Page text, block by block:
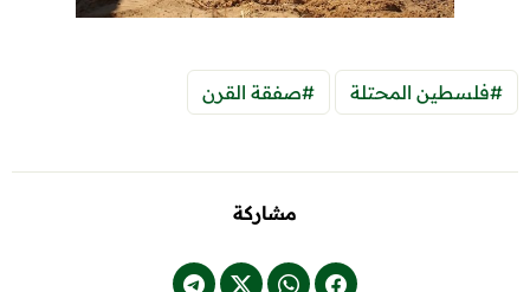
#فلسطين المحتلة #صفقة القرن
مشاركة